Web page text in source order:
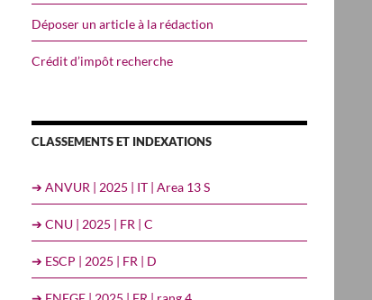
Déposer un article à la rédaction
Crédit d’impôt recherche
CLASSEMENTS ET INDEXATIONS
➔ ANVUR | 2025 | IT | Area 13 S
➔ CNU | 2025 | FR | C
➔ ESCP | 2025 | FR | D